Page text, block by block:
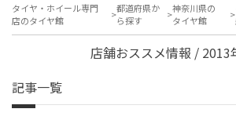
タイヤ・ホイール専門
店のタイヤ館
都道府県か
ら探す
神奈川県の
タイヤ館
店舗おススメ情報 / 2013
記事一覧